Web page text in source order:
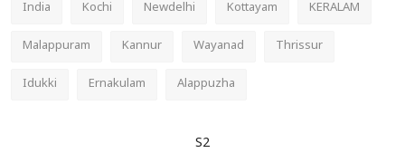
India Kochi Newdelhi Kottayam KERALAM
Malappuram Kannur Wayanad Thrissur
Idukki Ernakulam Alappuzha
S2